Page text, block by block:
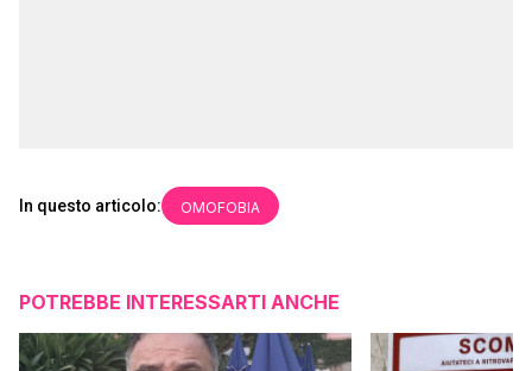
In questo articolo: OMOFOBIA
POTREBBE INTERESSARTI ANCHE